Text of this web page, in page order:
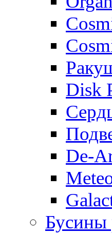
Disk
De-
Бусины